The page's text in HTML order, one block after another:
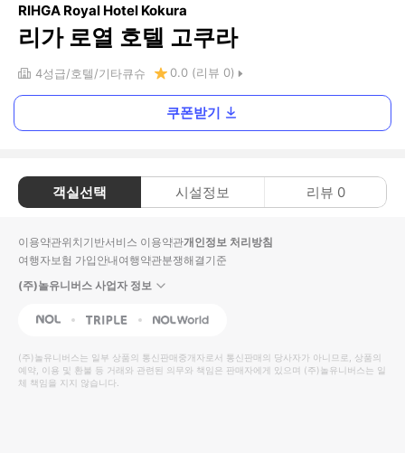
RIHGA Royal Hotel Kokura
리가 로열 호텔 고쿠라
4성급 호텔 기타큐슈 0.0 (리뷰 0)
쿠폰받기
객실선택 시설정보 리뷰 0
이용약관위치기반서비스 이용약관개인정보 처리방침
여행자보험 가입안내여행약관분쟁해결기준
(주)놀유니버스 사업자 정보
NOL Triple Interpark Global
(주)놀유니버스는 일부 상품의 통신판매중개자로서 통신판매의 당사자가 아니므로, 상품의
예약, 이용 및 환불 등 거래와 관련된 의무와 책임은 판매자에게 있으며 (주)놀유니버스는 일
체 책임을 지지 않습니다.